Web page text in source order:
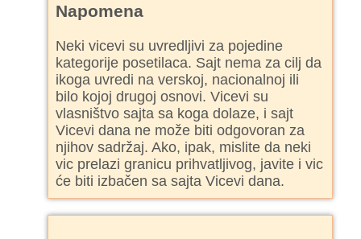
Napomena
Neki vicevi su uvredljivi za pojedine
kategorije posetilaca. Sajt nema za cilj da
ikoga uvredi na verskoj, nacionalnoj ili
bilo kojoj drugoj osnovi. Vicevi su
vlasništvo sajta sa koga dolaze, i sajt
Vicevi dana ne može biti odgovoran za
njihov sadržaj. Ako, ipak, mislite da neki
vic prelazi granicu prihvatljivog, javite i vic
će biti izbačen sa sajta Vicevi dana.